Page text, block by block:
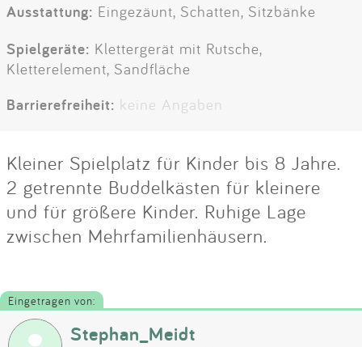
Ausstattung: Eingezäunt, Schatten, Sitzbänke
Spielgeräte: Klettergerät mit Rutsche,
Kletterelement, Sandfläche
Barrierefreiheit: keine Angaben
Kleiner Spielplatz für Kinder bis 8 Jahre.
2 getrennte Buddelkästen für kleinere
und für größere Kinder. Ruhige Lage
zwischen Mehrfamilienhäusern.
Eingetragen von:
Stephan_Meidt